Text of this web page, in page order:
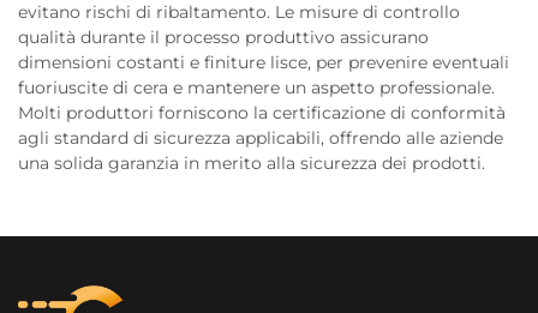
evitano rischi di ribaltamento. Le misure di controllo
qualità durante il processo produttivo assicurano
dimensioni costanti e finiture lisce, per prevenire eventuali
fuoriuscite di cera e mantenere un aspetto professionale.
Molti produttori forniscono la certificazione di conformità
agli standard di sicurezza applicabili, offrendo alle aziende
una solida garanzia in merito alla sicurezza dei prodotti.